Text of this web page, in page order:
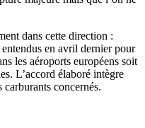
dans cette direction :
en avril dernier pour
les aéroports européens soit
L’accord élaboré intègre
carburants concernés.